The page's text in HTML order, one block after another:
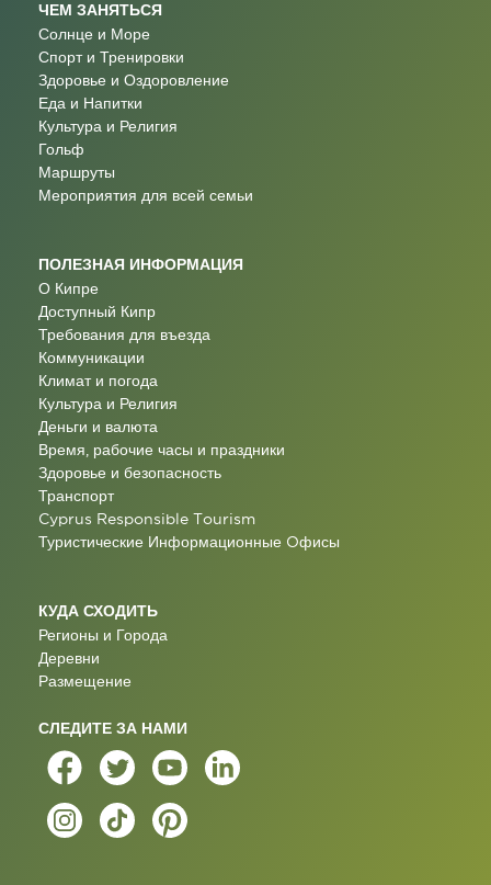
ЧЕМ ЗАНЯТЬСЯ
Солнце и Море
Спорт и Тренировки
Здоровье и Оздоровление
Еда и Напитки
Культура и Религия
Гольф
Маршруты
Мероприятия для всей семьи
ПОЛЕЗНАЯ ИНФОРМАЦИЯ
О Кипре
Доступный Кипр
Требования для въезда
Коммуникации
Климат и погода
Культура и Религия
Деньги и валюта
Время, рабочие часы и праздники
Здоровье и безопасность
Транспорт
Cyprus Responsible Tourism
Туристические Информационные Oфисы
КУДА СХОДИТЬ
Регионы и Города
Деревни
Размещение
СЛЕДИТЕ ЗА НАМИ